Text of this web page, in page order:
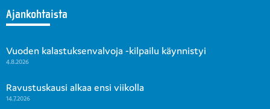
Ajankohtaista
Vuoden kalastuksenvalvoja -kilpailu käynnistyi
4.8.2026
Ravustuskausi alkaa ensi viikolla
14.7.2026